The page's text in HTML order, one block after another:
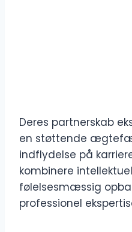
Deres partnerskab
en støttende
indflydelse på
kombinere
følelsesmæssig
professionel